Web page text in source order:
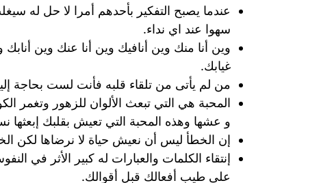
عندما يصبح التفكير بأحدهم أمرا لا حل
سهوا عند اي نداء.
وين أنا منك وين أنافيك وين أنا عنك وين
غيابك.
من لم يأتى من تلقاء قلبه فأنت لست بحاجة
المحبة هي التي تبعث الألوان للزهور وتغمر
و عشها وهذه المحبة التي تعيش بقلبك إبعثها
إن الخطأ ليس أن نعيش حياة لا نرضاها لكن
إنتقاء الكلمات والعبارات له كبير الأثر في
على طيب أفعالك قبل أقوالك.